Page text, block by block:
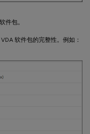
件包。
软件包的完整性。例如：